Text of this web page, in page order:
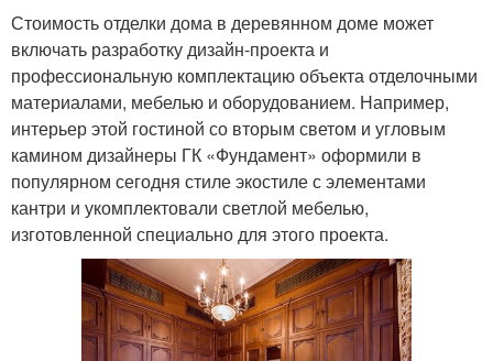
Стоимость отделки дома в деревянном доме может
включать разработку дизайн-проекта и
профессиональную комплектацию объекта отделочными
материалами, мебелью и оборудованием. Например,
интерьер этой гостиной со вторым светом и угловым
камином дизайнеры ГК «Фундамент» оформили в
популярном сегодня стиле экостиле с элементами
кантри и укомплектовали светлой мебелью,
изготовленной специально для этого проекта.